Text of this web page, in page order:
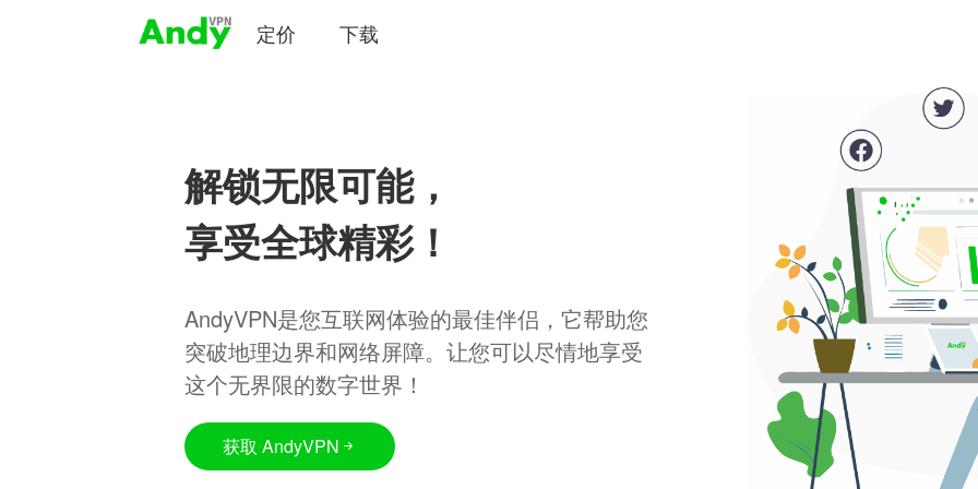
定价 下载
解锁无限可能，
享受全球精彩！
AndyVPN是您互联网体验的最佳伴侣，它帮助您
突破地理边界和网络屏障。让您可以尽情地享受
这个无界限的数字世界！
获取 AndyVPN